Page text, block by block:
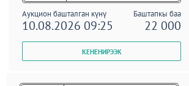
Аукцион башталган күнү Баштапкы баа
10.08.2026 09:25 22 000